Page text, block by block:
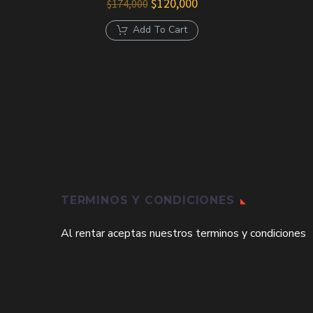
$174,000
precio
original
era:
actual
es:
Add To Cart
TERMINOS Y CONDICIONES
Al rentar aceptas nuestros terminos y condiciones